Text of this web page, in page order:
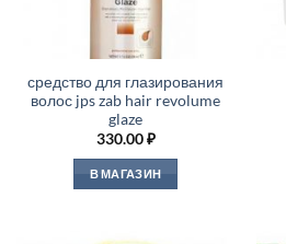
средство для глазирования
волос jps zab hair revolume
glaze
330.00₽
В МАГАЗИН